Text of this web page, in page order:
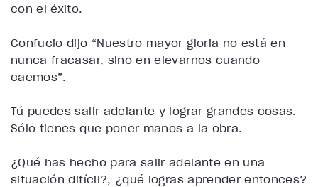
con el éxito.
Confucio dijo “Nuestro mayor gloria no está en
nunca fracasar, sino en elevarnos cuando
caemos”.
Tú puedes salir adelante y lograr grandes cosas.
Sólo tienes que poner manos a la obra.
¿Qué has hecho para salir adelante en una
situación difícil?, ¿qué logras aprender entonces?